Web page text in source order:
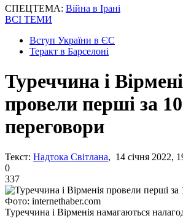
СПЕЦТЕМА: Війна в Ірані
ВСІ ТЕМИ
Вступ України в ЄС
Теракт в Барселоні
Туреччина і
провели перші за
переговори
Текст: Надтока Світлана, 14 січня 2022,
0
337
Фото: internethaber.com
Туреччина і Вірменія намагаються